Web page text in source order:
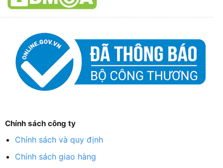
Chính sách công ty
Chính sách và quy định
Chính sách giao hàng